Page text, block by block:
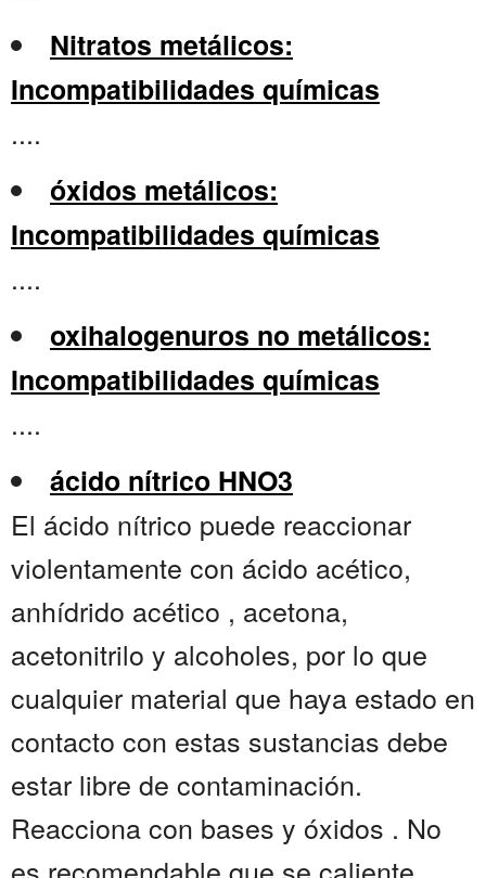
Nitratos metálicos:
Incompatibilidades químicas
....
óxidos metálicos:
Incompatibilidades químicas
....
oxihalogenuros no metálicos:
Incompatibilidades químicas
....
ácido nítrico HNO3
El ácido nítrico puede reaccionar
violentamente con ácido acético,
anhídrido acético , acetona,
acetonitrilo y alcoholes, por lo que
cualquier material que haya estado en
contacto con estas sustancias debe
estar libre de contaminación.
Reacciona con bases y óxidos . No